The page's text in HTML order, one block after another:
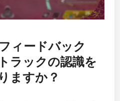
ィードバック
ラックの認識を
ますか？